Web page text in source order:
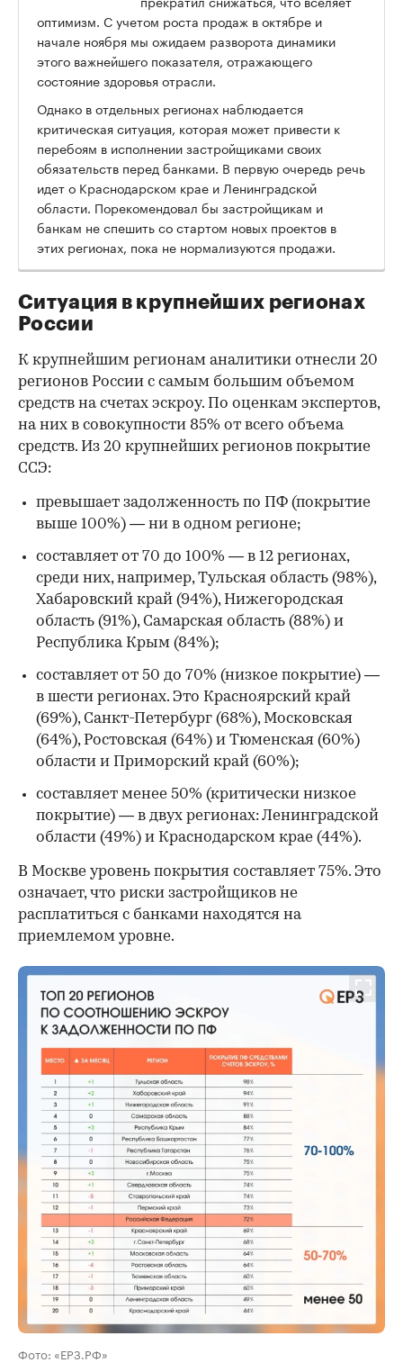
оптимизм. С учетом роста продаж в октябре и
начале ноября мы ожидаем разворота динамики
этого важнейшего показателя, отражающего
состояние здоровья отрасли.
Однако в отдельных регионах наблюдается
критическая ситуация, которая может привести к
перебоям в исполнении застройщиками своих
обязательств перед банками. В первую очередь речь
идет о Краснодарском крае и Ленинградской
области. Порекомендовал бы застройщикам и
банкам не спешить со стартом новых проектов в
этих регионах, пока не нормализуются продажи.
Ситуация в крупнейших регионах
России
К крупнейшим регионам аналитики отнесли 20
регионов России с самым большим объемом
средств на счетах эскроу. По оценкам экспертов,
на них в совокупности 85% от всего объема
средств. Из 20 крупнейших регионов покрытие
ССЭ:
превышает задолженность по ПФ (покрытие
выше 100%) — ни в одном регионе;
составляет от 70 до 100% — в 12 регионах,
среди них, например, Тульская область (98%),
Хабаровский край (94%), Нижегородская
область (91%), Самарская область (88%) и
Республика Крым (84%);
составляет от 50 до 70% (низкое покрытие) —
в шести регионах. Это Красноярский край
(69%), Санкт-Петербург (68%), Московская
(64%), Ростовская (64%) и Тюменская (60%)
области и Приморский край (60%);
составляет менее 50% (критически низкое
покрытие) — в двух регионах: Ленинградской
области (49%) и Краснодарском крае (44%).
В Москве уровень покрытия составляет 75%. Это
означает, что риски застройщиков не
расплатиться с банками находятся на
приемлемом уровне.
Фото: «ЕРЗ.РФ»